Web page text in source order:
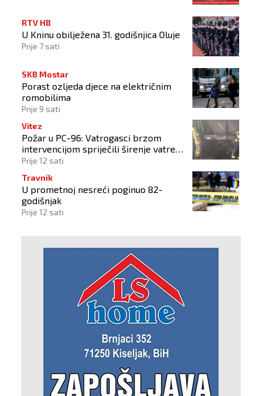
RTV HB
U Kninu obilježena 31. godišnjica Oluje
Prije 7 sati
SKB Mostar
Porast ozljeda djece na električnim
romobilima
Prije 9 sati
Vitez
Požar u PC-96: Vatrogasci brzom
intervencijom spriječili širenje vatre
na okolne objekte
Prije 12 sati
Travnik
U prometnoj nesreći poginuo 82-
godišnjak
Prije 12 sati